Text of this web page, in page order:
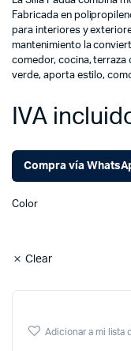
Fabricada en
para interiores y
mantenimiento la
comedor, cocina, terraza
verde, aporta estilo,
IVA
Compra vía
Color
Clear
Adicionar a mi lista